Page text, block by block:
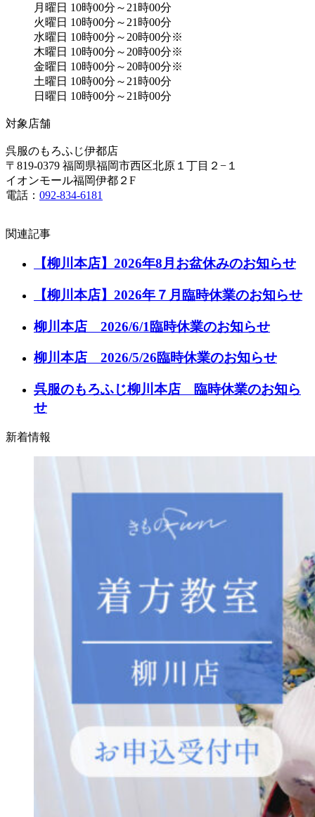
月曜日 10時00分～21時00分
火曜日 10時00分～21時00分
水曜日 10時00分～20時00分※
木曜日 10時00分～20時00分※
金曜日 10時00分～20時00分※
土曜日 10時00分～21時00分
日曜日 10時00分～21時00分
対象店舗
呉服のもろふじ伊都店
〒819-0379 福岡県福岡市西区北原１丁目２−１
イオンモール福岡伊都２F
電話： 092-834-6181
関連記事
【柳川本店】2026年8月お盆休みのお知らせ
【柳川本店】2026年７月臨時休業のお知らせ
柳川本店 2026/6/1臨時休業のお知らせ
柳川本店 2026/5/26臨時休業のお知らせ
呉服のもろふじ柳川本店 臨時休業のお知ら
せ
新着情報